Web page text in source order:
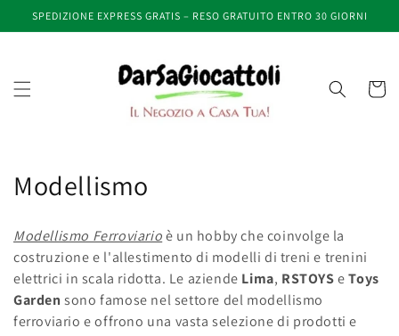
direttamente
ai contenuti
SPEDIZIONE EXPRESS GRATIS – RESO GRATUITO ENTRO 30 GIORNI
Carrello
C
l
l
e
Modellismo
Modellismo Ferroviarioè un hobby che coinvolge la
costruzione e l'allestimento di modelli di treni e trenini
elettrici in scala ridotta. Le aziende Lima, RSTOYSeToys
Garden sono famose nel settore del modellismo
ferroviario e offrono una vasta selezione di prodotti e